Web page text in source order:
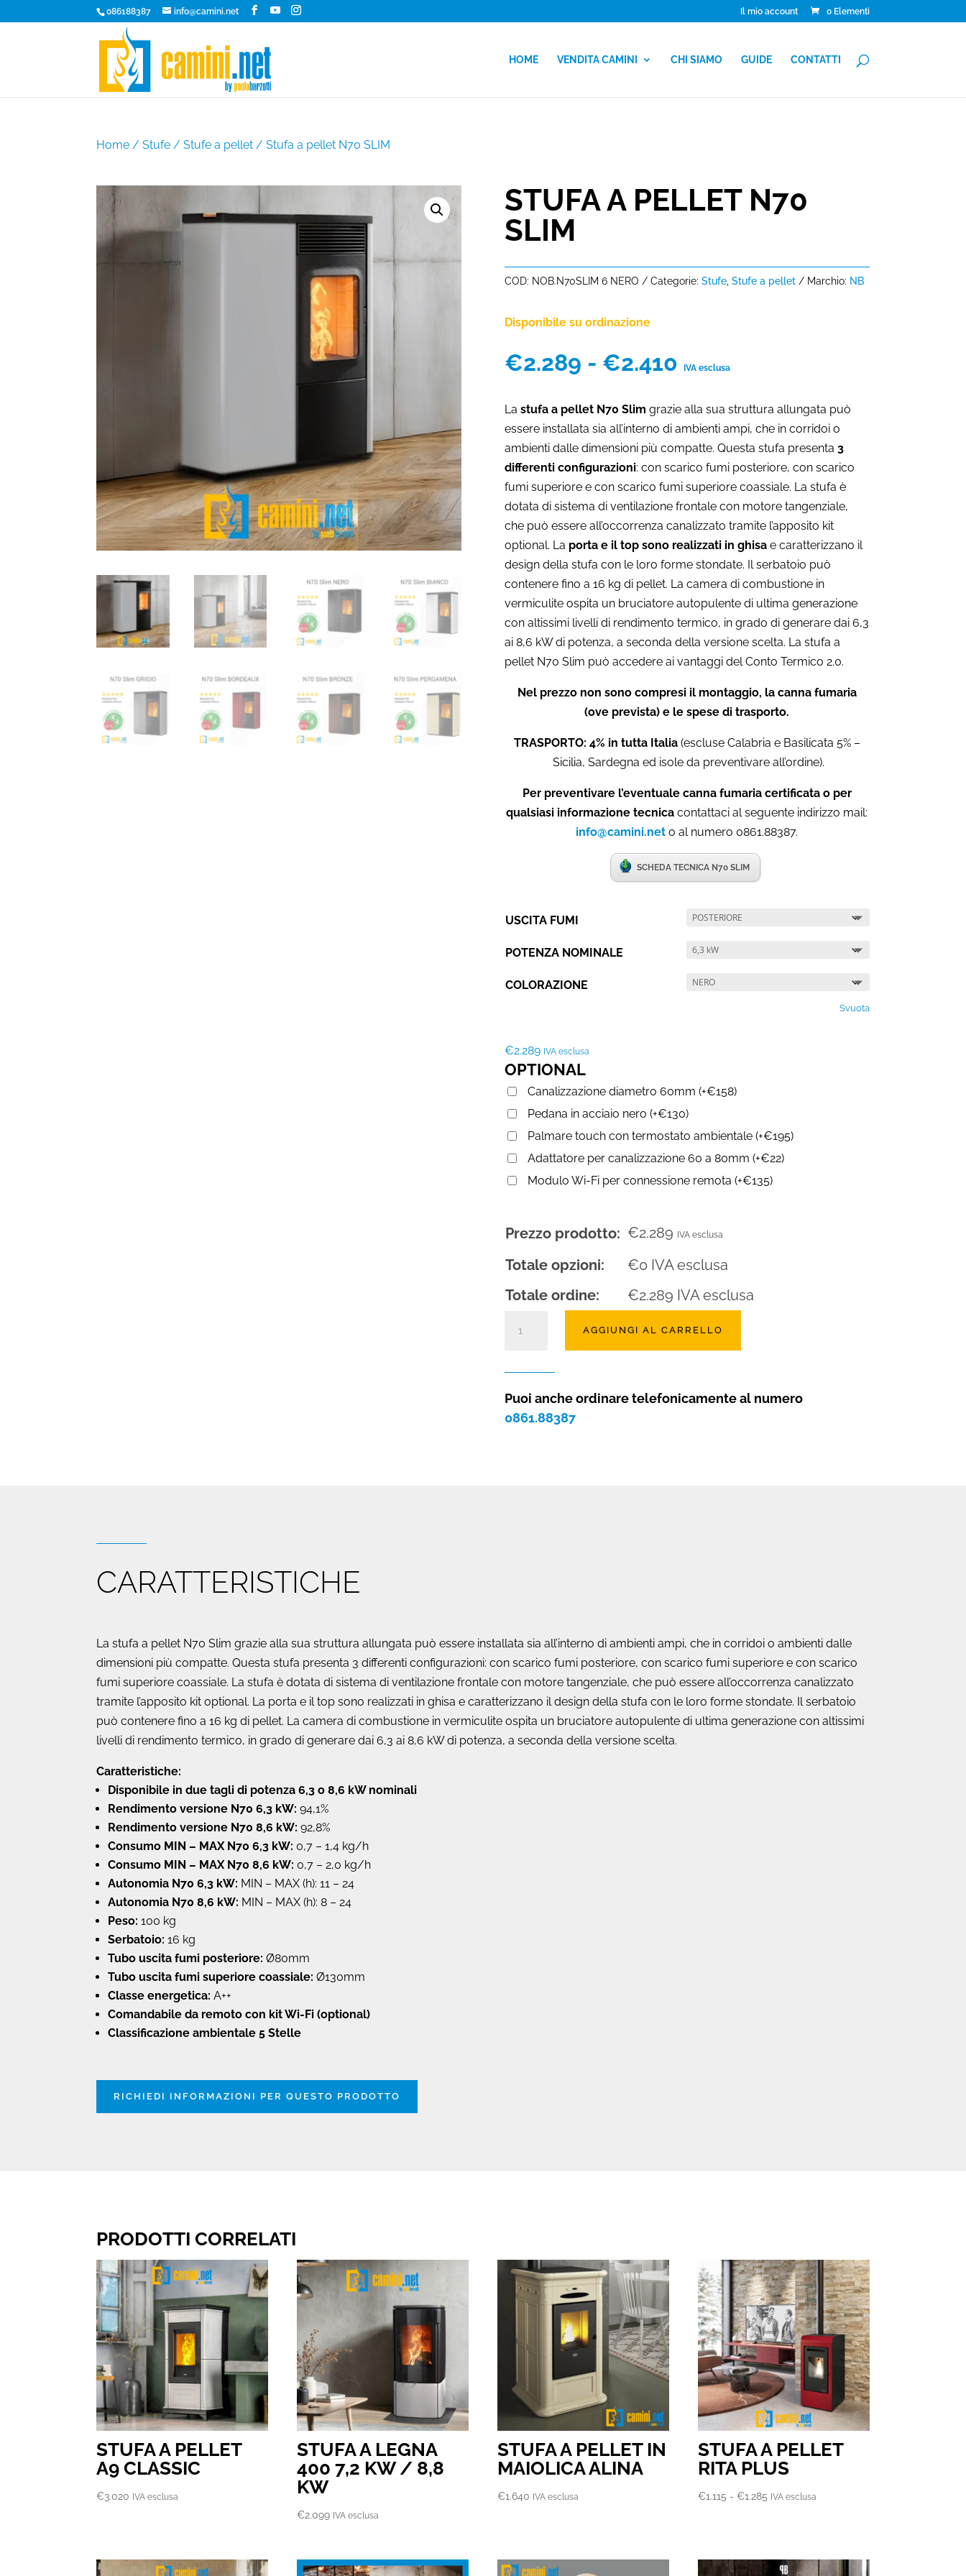
086188387 info@camini.net Il mio account 0 Elementi
HOME VENDITA CAMINI CHI SIAMO GUIDE CONTATTI
Home /Stufe /Stufe a pellet / Stufa a pellet N70 SLIM
STUFA A PELLET N70
SLIM
COD: NOB.N70SLIM 6 NERO Categorie: Stufe, Stufe a pellet Marchio: NB
Disponibile su ordinazione
€2.289 - €2.410 Fascia
prezzo:
da
€2.289
a
€2.410
IVA esclusa
La stufa a pellet N70 Slim grazie alla sua struttura allungata può
essere installata sia all’interno di ambienti ampi, che in corridoi o
ambienti dalle dimensioni più compatte. Questa stufa presenta 3
differenti configurazioni: con scarico fumi posteriore, con scarico
fumi superiore e con scarico fumi superiore coassiale. La stufa è
dotata di sistema di ventilazione frontale con motore tangenziale,
che può essere all’occorrenza canalizzato tramite l’apposito kit
optional. La porta e il top sono realizzati in ghisae caratterizzano il
design della stufa con le loro forme stondate. Il serbatoio può
contenere fino a 16 kg di pellet. La camera di combustione in
vermiculite ospita un bruciatore autopulente di ultima generazione
con altissimi livelli di rendimento termico, in grado di generare dai 6,3
ai 8,6 kW di potenza, a seconda della versione scelta. La stufa a
pellet N70 Slim può accedere ai vantaggi del Conto Termico 2.0.
Nel prezzo non sono compresi il montaggio, la canna fumaria
(ove prevista) e le spese di trasporto.
TRASPORTO: 4% in tutta Italia (escluse Calabria e Basilicata 5% –
Sicilia, Sardegna ed isole da preventivare all’ordine).
Per preventivare l’eventuale canna fumaria certificata o per
qualsiasi informazione tecnica contattaci al seguente indirizzo mail:
info@camini.net o al numero 0861.88387.
SCHEDA TECNICA N70 SLIM
USCITA FUMI
POTENZA NOMINALE
COLORAZIONE
Svuota
€2.289 IVA esclusa
OPTIONAL
Canalizzazione diametro 60mm (+€158)
Pedana in acciaio nero (+€130)
Palmare touch con termostato ambientale (+€195)
Adattatore per canalizzazione 60 a 80mm (+€22)
Modulo Wi-Fi per connessione remota (+€135)
Prezzo prodotto: €2.289 IVA esclusa
Totale opzioni: €0 IVA esclusa
Totale ordine:
€2.289 IVA esclusa
SLIM
quantità
AGGIUNGI AL CARRELLO
Puoi anche ordinare telefonicamente al numero
0861.88387
CARATTERISTICHE
La stufa a pellet N70 Slim grazie alla sua struttura allungata può essere installata sia all’interno di ambienti ampi, che in corridoi o ambienti dalle
dimensioni più compatte. Questa stufa presenta 3 differenti configurazioni: con scarico fumi posteriore, con scarico fumi superiore e con scarico
fumi superiore coassiale. La stufa è dotata di sistema di ventilazione frontale con motore tangenziale, che può essere all’occorrenza canalizzato
tramite l’apposito kit optional. La porta e il top sono realizzati in ghisa e caratterizzano il design della stufa con le loro forme stondate. Il serbatoio
può contenere fino a 16 kg di pellet. La camera di combustione in vermiculite ospita un bruciatore autopulente di ultima generazione con altissimi
livelli di rendimento termico, in grado di generare dai 6,3 ai 8,6 kW di potenza, a seconda della versione scelta.
Caratteristiche:
Disponibile in due tagli di potenza 6,3 o 8,6 kW nominali
Rendimento versione N70 6,3 kW: 94,1%
Rendimento versione N70 8,6 kW: 92,8%
Consumo MIN – MAX N70 6,3 kW:0,7 – 1,4 kg/h
Consumo MIN – MAX N70 8,6 kW: 0,7 – 2,0 kg/h
Autonomia N70 6,3 kW: MIN – MAX (h): 11 – 24
Autonomia N70 8,6 kW: MIN – MAX (h): 8 – 24
Peso: 100 kg
Serbatoio: 16 kg
Tubo uscita fumi posteriore: Ø80mm
Tubo uscita fumi superiore coassiale: Ø130mm
Classe energetica: A++
Comandabile da remoto con kit Wi-Fi (optional)
Classificazione ambientale 5 Stelle
RICHIEDI INFORMAZIONI PER QUESTO PRODOTTO
PRODOTTI CORRELATI
STUFA A PELLET
A9 CLASSIC
€3.020 IVA esclusa
STUFA A LEGNA
400 7,2 KW / 8,8
KW
€2.099 IVA esclusa
STUFA A PELLET IN
MAIOLICA ALINA
€1.640 IVA esclusa
STUFA A PELLET
RITA PLUS
€1.115 - €1.285 Fascia
€1.115
IVA esclusa